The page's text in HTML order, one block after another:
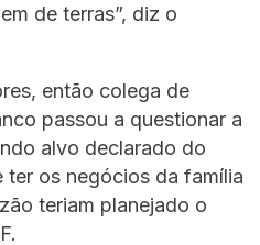
de terras”, diz o
então colega de
passou a questionar a
alvo declarado do
ter os negócios da família
teriam planejado o